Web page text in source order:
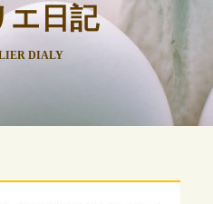
エ日記
DIALY